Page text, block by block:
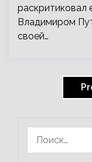
раскритиковал
Владимиром
своей…